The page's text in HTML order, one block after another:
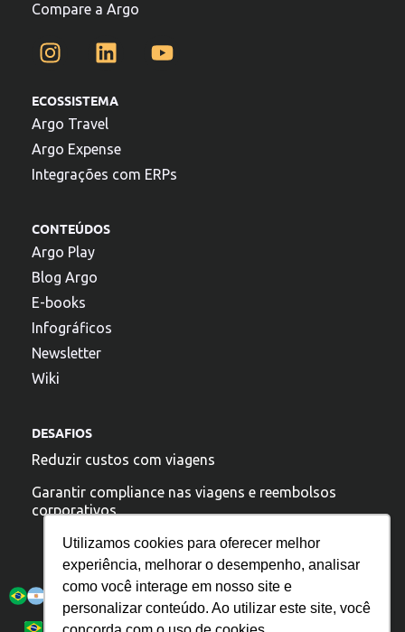
Utilizamos cookies para oferecer melhor
experiência, melhorar o desempenho, analisar
como você interage em nosso site e
personalizar conteúdo. Ao utilizar este site, você
Compare a Argo
ECOSSISTEMA
Argo Travel
Argo Expense
Integrações com ERPs
CONTEÚDOS
Argo Play
Blog Argo
E-books
Infográficos
Newsletter
Wiki
DESAFIOS
Reduzir custos com viagens
Garantir compliance nas viagens e reembolsos
corporativos
Português
Español Política de Privacidade